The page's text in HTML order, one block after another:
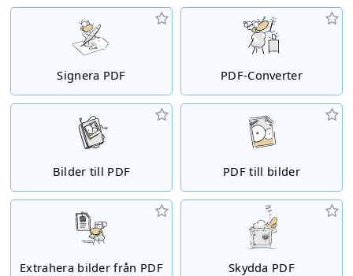
Signera PDF PDF-Converter
Bilder till PDF PDF till bilder
Extrahera bilder från PDF Skydda PDF